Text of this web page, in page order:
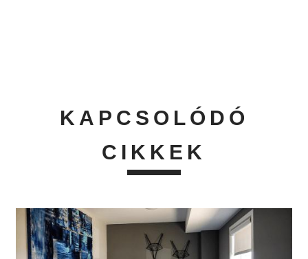
KAPCSOLÓDÓ
CIKKEK